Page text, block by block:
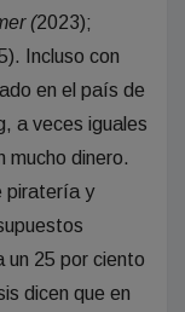
(2023);
Incluso con
en el país de
a veces iguales
mucho dinero.
piratería y
un 25 por ciento
dicen que en